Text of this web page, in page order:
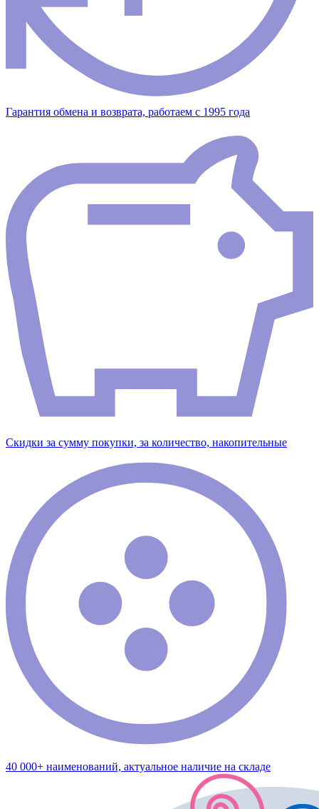
Гарантия обмена и возврата, работаем с 1995 года
Скидки за сумму покупки, за количество, накопительные
40 000+ наименований, актуальное наличие на складе